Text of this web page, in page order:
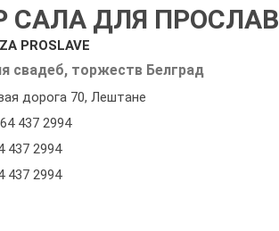
САЛА ДЛЯ ПРОСЛАВ
PROSLAVE
свадеб, торжеств Белград
дорога 70, Лештане
437 2994
437 2994
437 2994